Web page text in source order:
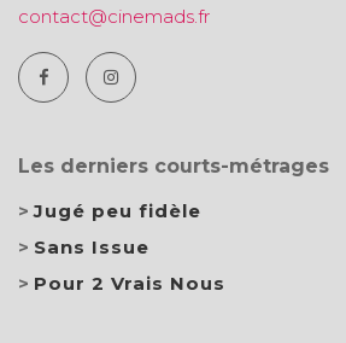
contact@cinemads.fr
Les derniers courts-métrages
Jugé peu fidèle
Sans Issue
Pour 2 Vrais Nous